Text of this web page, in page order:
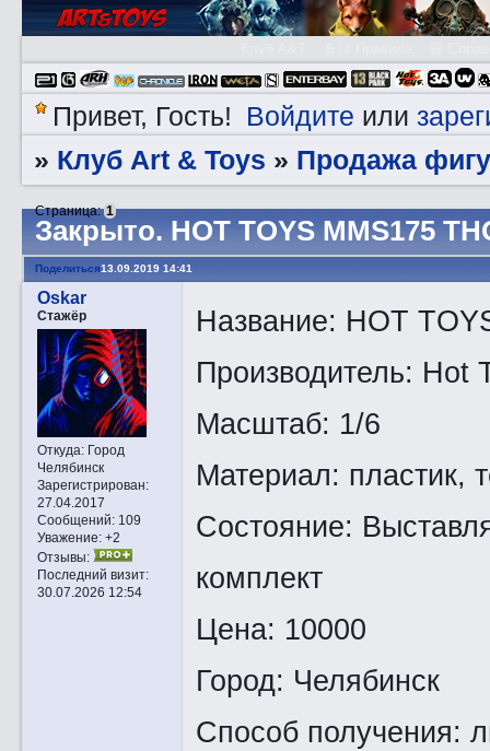
Привет, Гость! Войдите или
» Клуб Art & Toys » Продажа
Закрытo. HOT TOYS MMS175
Страница:1
Поделиться13.09.2019 14:41
Oskar
Стажёр
Откуда:Город
Челябинск
Зарегистрирован:
27.04.2017
Сообщений:109
Уважение: +2
Отзывы:
Последний визит:
30.07.2026 12:54
Название: HOT
Производитель: Hot
Масштаб: 1/6
Материал: пластик,
Состояние:
комплект
Цена: 10000
Город: Челябинск
Способ получения: